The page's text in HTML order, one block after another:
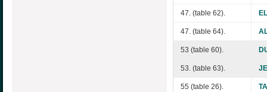
47. (table 62).
47. (table 64).
53 (table 60).
53. (table 63).
55 (table 26).